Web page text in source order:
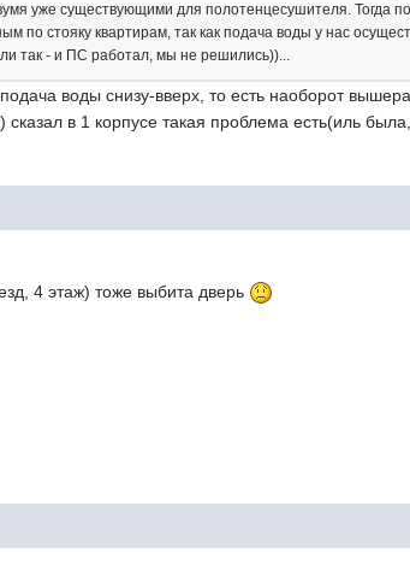
уже существующими для полотенцесушителя. Тогда
по стояку квартирам, так как подача воды у нас
так - и ПС работал, мы не решились))...
воды снизу-вверх, то есть наоборот
сказал в 1 корпусе такая проблема есть(иль
4 этаж) тоже выбита дверь